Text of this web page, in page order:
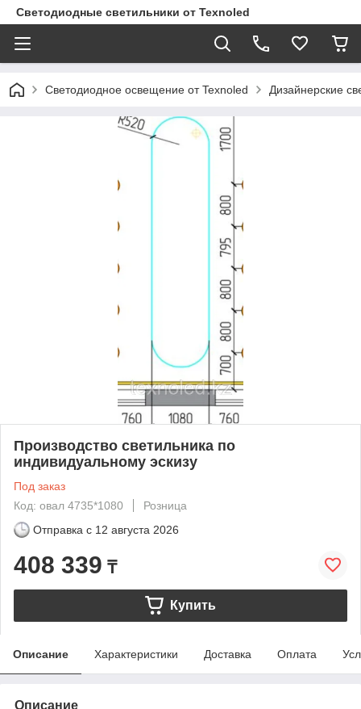
Светодиодные светильники от Texnoled
Светодиодное освещение от Texnoled Дизайнерские
Производство светильника по
индивидуальному эскизу
Под заказ
Код: овал 4735*1080
Розница
Отправка с 12 августа 2026
408 339 ₸
Купить
Описание Характеристики Доставка Оплата
Описание